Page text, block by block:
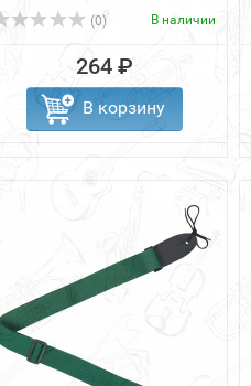
(0) В наличии
264 ₽
В корзину